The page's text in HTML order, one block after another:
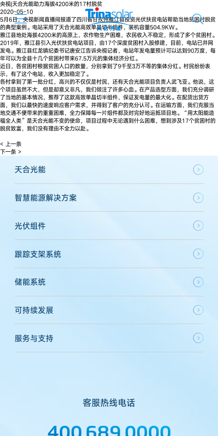
央视|天合光能助力海拔4200米的17村脱贫
2020-05-10
5月6日，央视新闻直播间报道了四川省甘孜州雅江县投资光伏扶贫电站帮助当地贫困村脱贫
的典型案例。电站采用了天合光能高效单晶切半组件，装机容量504.9KW。
雅江县地处海拔4200米的高原上，农作物生产困难，农民收入不稳定，形成了多个贫困村。
2019年，雅江县引入光伏扶贫电站项目，由17个深度贫困村入股修建，目前，电站已并网
发电。雅江县红龙镇纪委书记唐安江告诉央视记者，电站年发电量预计可以达到90万度，每
年可以为全县十几个贫困村带来67.5万元的集体经济分红。
近日，各贫困村根据贫困人口的数量，分别拿到了9千至3万不等的集体分红。村民纷纷表
示，有了这个电站，收入更加稳定了。
各村拿到了第一批分红，高兴的不仅仅是村民，还有天合光能项目负责人武飞亚。他说，这
个项目虽然不大，但是却意义非凡，我们倾注了许多心血。在产品选型方面，我们充分调研
了当地的基本情况，推荐了这款高效单晶切半组件，保证发电量的最大化。在配货出货方
面，我们以最快的速度响应客户需求，并得到了客户的充分认可。在运输方面，我们克服当
地交通不便带来的重重困难，全力保障每一片组件都及时完好地运抵项目地。“用太阳能造
福全人类”是天合光能不变的使命，项目过程中无论遇到什么困难，想到涉及17个贫困村的
脱贫致富，我们没有理由不全力以赴。
< 上一条
下一条 >
天合光能
智慧能源解决方案
光伏组件
跟踪支架系统
储能系统
可持续发展
服务与支持
客服热线电话